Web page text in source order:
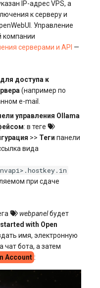
IP-адрес VPS, а
к серверу и
Управление
компании
серверами и API —
доступа к
(например по
e-mail.
управления Ollama
: в теге
>> Теги панели
вида
при сдаче
webpanelбудет
with Open
имя, электронную
чат бота, а затем
Account :